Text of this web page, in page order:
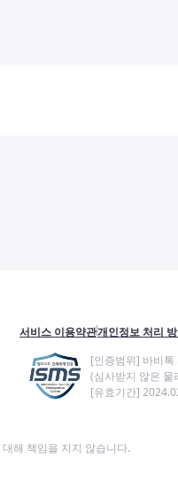
서비스 이용약관개인정보 처리
[인증범위] 바비톡
(심사받지 않은 물
[유효기간]
해 책임을 지지 않습니다.